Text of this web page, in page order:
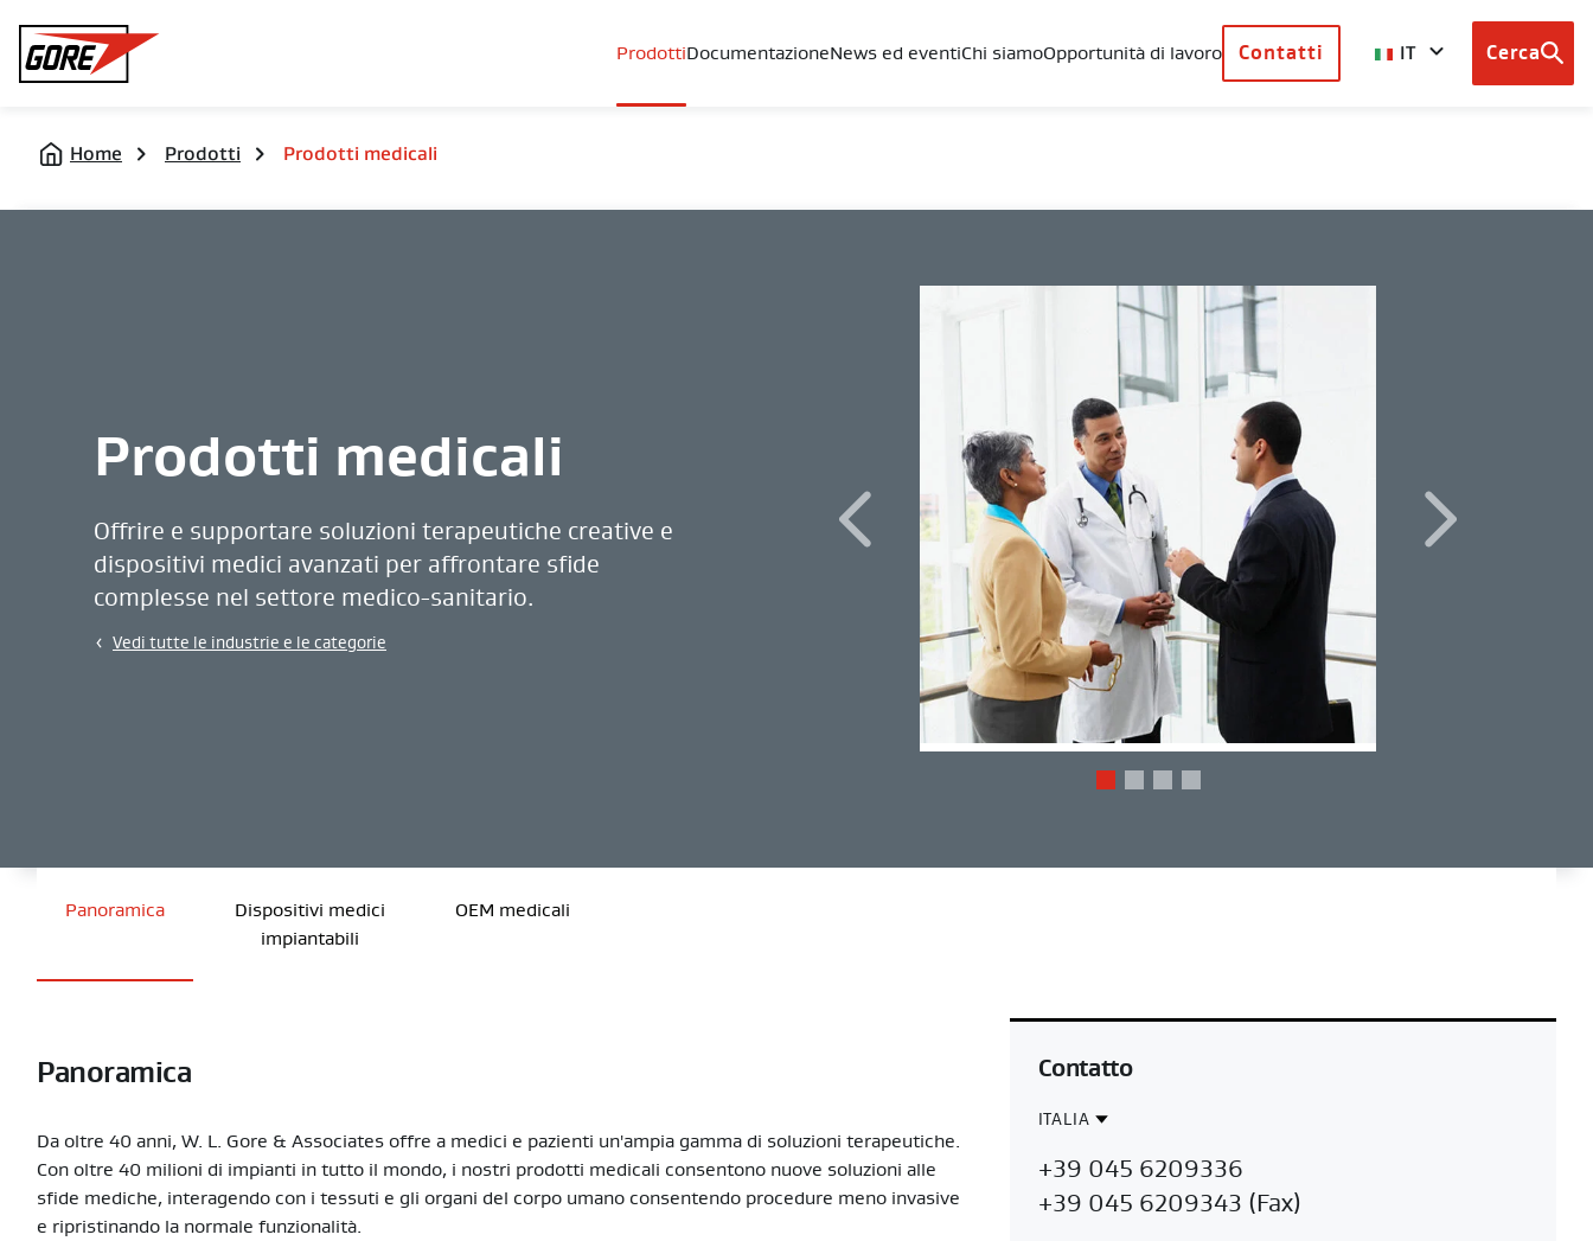
Gore
ProdottiDocumentazioneNews ed eventiChi siamoOpportunità di lavoro Contatti IT
Browse
Cerca
Home Prodotti Prodotti medicali
Prodotti medicali
Offrire e supportare soluzioni terapeutiche creative e
dispositivi medici avanzati per affrontare sfide
complesse nel settore medico-sanitario.
Vedi tutte le industrie e le categorie
Panoramica
Dispositivi medici
impiantabili
OEM medicali
Panoramica
Da oltre 40 anni, W. L. Gore & Associates offre a medici e pazienti un'ampia gamma di soluzioni terapeutiche.
Con oltre 40 milioni di impianti in tutto il mondo, i nostri prodotti medicali consentono nuove soluzioni alle
sfide mediche, interagendo con i tessuti e gli organi del corpo umano consentendo procedure meno invasive
e ripristinando la normale funzionalità.
Contatto
ITALIA
Region
ITALIA
+39 045 6209336
+39 045 6209343 (Fax)